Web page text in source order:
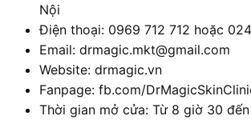
Nội
Điện thoại: 0969 712 712 hoặc
Email: drmagic.mkt@gmail.com
Website: drmagic.vn
Fanpage: fb.com/
Thời gian mở cửa: Từ 8 giờ 30